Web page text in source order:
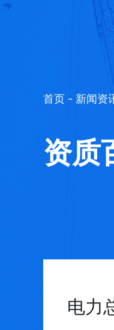
首页 - 新闻资
资质
电力